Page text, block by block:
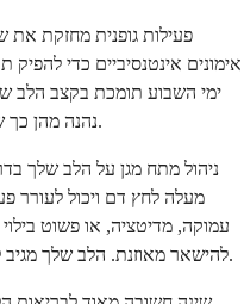
פעילות גופנית מחזקת את
ימי השבוע תומכת בקצב הלב
נהנה מהן כך שתנועה תהפוך לחלק טבעי מהשגרה שלך.
ניהול מתח מגן על הלב שלך
מעלה לחץ דם ויכול לעורר
עמוקה, מדיטציה, או פשוט
להישאר מאוזנת. הלב שלך מגיב למצבך הרגשי יותר ממה שאתה אולי מבין.